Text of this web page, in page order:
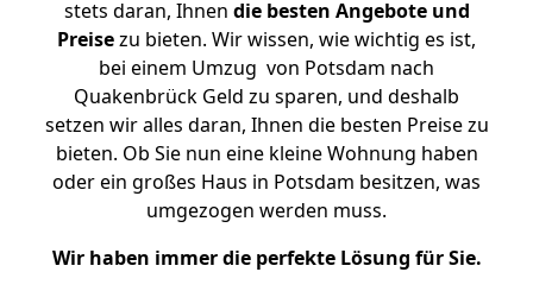
stets daran, Ihnen die besten Angebote und
Preisezu bieten. Wir wissen, wie wichtig es ist,
bei einem Umzug von Potsdam nach
Quakenbrück Geld zu sparen, und deshalb
setzen wir alles daran, Ihnen die besten Preise zu
bieten. Ob Sie nun eine kleine Wohnung haben
oder ein großes Haus in Potsdam besitzen, was
umgezogen werden muss.
Wir haben immer die perfekte Lösung für Sie.